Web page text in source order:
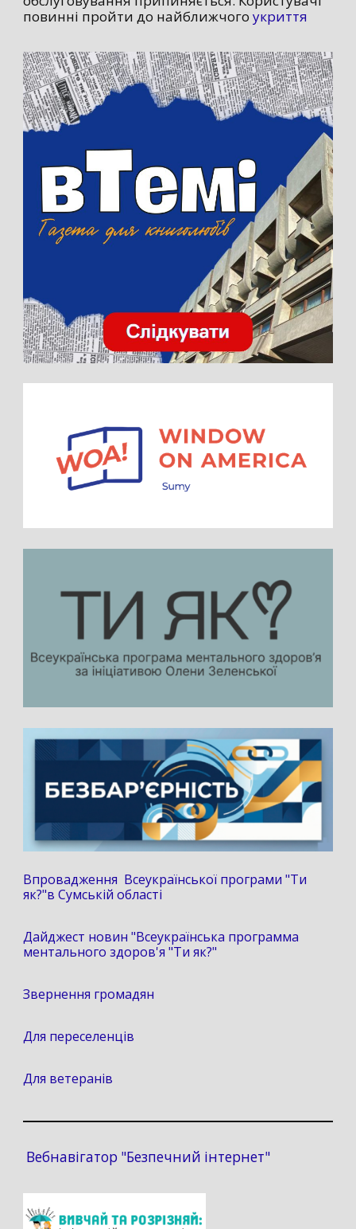
повинні пройти до найближчого укриття
Впровадження Всеукраїнської програми "Ти
як?"в Сумській області
Дайджест новин "Всеукраїнська программа
ментального здоров'я "Ти як?"
Звернення громадян
Для переселенців
Для ветеранів
Вебнавігатор "Безпечний інтернет"